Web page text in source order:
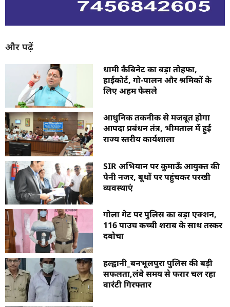
और पढ़ें
धामी कैबिनेट का बड़ा तोहफा,
हाईकोर्ट, गो-पालन और श्रमिकों के
लिए अहम फैसले
आधुनिक तकनीक से मजबूत होगा
आपदा प्रबंधन तंत्र, भीमताल में हुई
राज्य स्तरीय कार्यशाला
SIR अभियान पर कुमाऊँ आयुक्त की
पैनी नजर, बूथों पर पहुंचकर परखी
व्यवस्थाएं
गोला गेट पर पुलिस का बड़ा एक्शन,
116 पाउच कच्ची शराब के साथ तस्कर
दबोचा
हल्द्वानी_बनभूलपुरा पुलिस की बड़ी
सफलता,लंबे समय से फरार चल रहा
वारंटी गिरफ्तार